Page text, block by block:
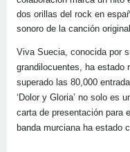
dos orillas del rock en
sonoro de la canción
Viva Suecia, conocida por
grandilocuentes, ha estado
superado las 80,000
‘Dolor y Gloria’ no solo es
carta de presentación para
banda murciana ha estado